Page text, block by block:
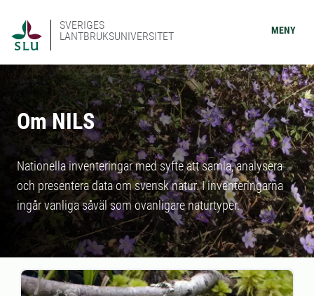
SVERIGES
LANTBRUKSUNIVERSITET
MENY
Om NILS
Nationella inventeringar med syfte att samla, analysera
och presentera data om svensk natur. I inventeringarna
ingår vanliga såväl som ovanligare naturtyper.